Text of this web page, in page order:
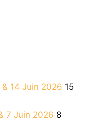
14 Juin 2026 15
7 Juin 2026 8